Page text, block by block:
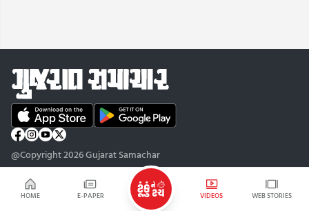
HOME E-PAPER VIDEOS WEB STORIES
@Copyright 2026 Gujarat Samachar